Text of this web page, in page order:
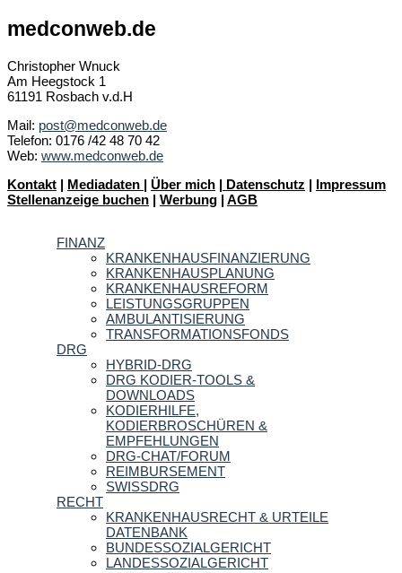
medconweb.de
Christopher Wnuck
Am Heegstock 1
61191 Rosbach v.d.H
Mail: post@medconweb.de
Telefon: 0176 /42 48 70 42
Web: www.medconweb.de
Kontakt | Mediadaten | Über mich | Datenschutz | Impressum
Stellenanzeige buchen | Werbung | AGB
FINANZ
KRANKENHAUSFINANZIERUNG
KRANKENHAUSPLANUNG
KRANKENHAUSREFORM
LEISTUNGSGRUPPEN
AMBULANTISIERUNG
TRANSFORMATIONSFONDS
DRG
HYBRID-DRG
DRG KODIER-TOOLS &
DOWNLOADS
KODIERHILFE,
KODIERBROSCHÜREN &
EMPFEHLUNGEN
DRG-CHAT/FORUM
REIMBURSEMENT
SWISSDRG
RECHT
KRANKENHAUSRECHT & URTEILE
DATENBANK
BUNDESSOZIALGERICHT
LANDESSOZIALGERICHT